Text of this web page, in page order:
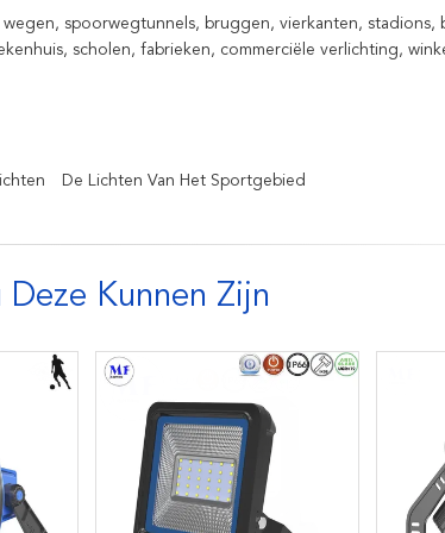
spoorwegtunnels, bruggen, vierkanten,
scholen, fabrieken, commerciële verlichting,
De Lichten Van Het Sportgebied
Deze Kunnen Zijn